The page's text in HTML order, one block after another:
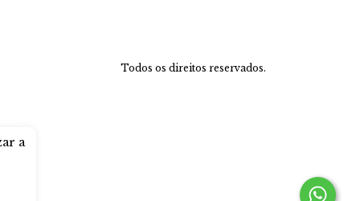
a
Todos os direitos reservados.